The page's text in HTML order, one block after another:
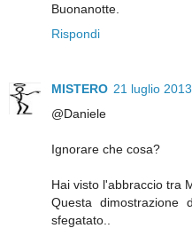
Buonanotte.
Rispondi
MISTERO 21 luglio
@Daniele
Ignorare che cosa?
Hai visto l'abbraccio tra
Questa
sfegatato..